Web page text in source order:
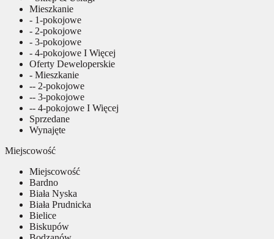
Mieszkanie
- 1-pokojowe
- 2-pokojowe
- 3-pokojowe
- 4-pokojowe I Więcej
Oferty Deweloperskie
- Mieszkanie
-- 2-pokojowe
-- 3-pokojowe
-- 4-pokojowe I Więcej
Sprzedane
Wynajęte
Miejscowość
Miejscowość
Bardno
Biała Nyska
Biała Prudnicka
Bielice
Biskupów